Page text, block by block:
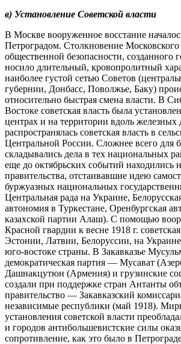
в) Установление Советской власти
В Москве вооруженное восстание
Петроградом. Столкновение
общественной безопасности, созданного
носило длительный, кровопролитный
наиболее густой сетью Советов
губернии, Донбасс, Поволжье, Баку)
относительно быстрая смена власти. В
Востоке советская власть была
центрах и на территории вдоль железных
распространялась советская власть в
Центральной России. Сложнее всего для
складывались дела в тех национальных
еще до октябрьских событий находились
правительства, отстаивавшие идею
буржуазных национальных
Центральная рада на Украине,
автономия в Туркестане, Оренбургская
казахской партии Алаш). С помощью
Красной гвардии к весне 1918 г.
Эстонии, Латвии, Белоруссии, на
юго-востоке страны. В Закавказье
демократическая партия — Мусават
Дашнакцутюн (Армения) и грузинские
создали при поддержке стран Антанты
правительство — Закавказский
независимые республики (май 1918).
установления советской власти
и городов антибольшевистские силы
сопротивление, как это было в